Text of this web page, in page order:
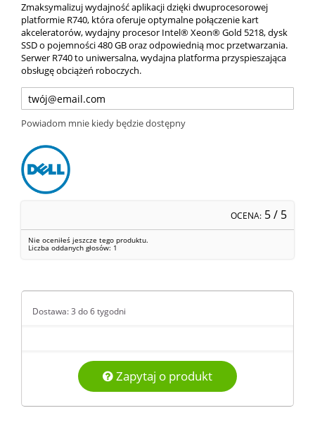
Zmaksymalizuj wydajność aplikacji dzięki dwuprocesorowej
platformie R740, która oferuje optymalne połączenie kart
akceleratorów, wydajny procesor Intel® Xeon® Gold 5218, dysk
SSD o pojemności 480 GB oraz odpowiednią moc przetwarzania.
Serwer R740 to uniwersalna, wydajna platforma przyspieszająca
obsługę obciążeń roboczych.
Powiadom mnie kiedy będzie dostępny
OCENA: 5/ 5
Nie oceniłeś jeszcze tego produktu.
Liczba oddanych głosów: 1
Dostawa: 3 do 6 tygodni
Zapytaj o produkt